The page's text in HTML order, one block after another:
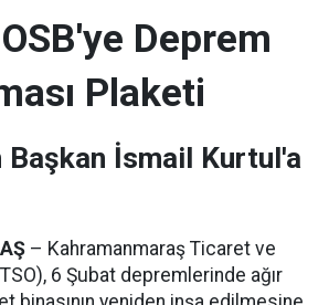
Deprem
Plaketi
Başkan İsmail Kurtul'a
– Kahramanmaraş Ticaret ve
6 Şubat depremlerinde ağır